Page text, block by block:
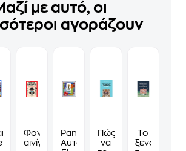
με αυτό, οι
αγοράζουν
Φονικά
αινίγματα
Panini
Αυτοκόλλητα
Πώς
να
Το
ξενοδοχείο